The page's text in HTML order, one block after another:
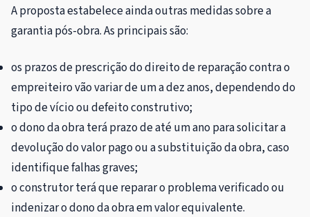
A proposta estabelece ainda outras medidas sobre a
garantia pós-obra. As principais são:
os prazos de prescrição do direito de reparação contra o
empreiteiro vão variar de um a dez anos, dependendo do
tipo de vício ou defeito construtivo;
o dono da obra terá prazo de até um ano para solicitar a
devolução do valor pago ou a substituição da obra, caso
identifique falhas graves;
o construtor terá que reparar o problema verificado ou
indenizar o dono da obra em valor equivalente.